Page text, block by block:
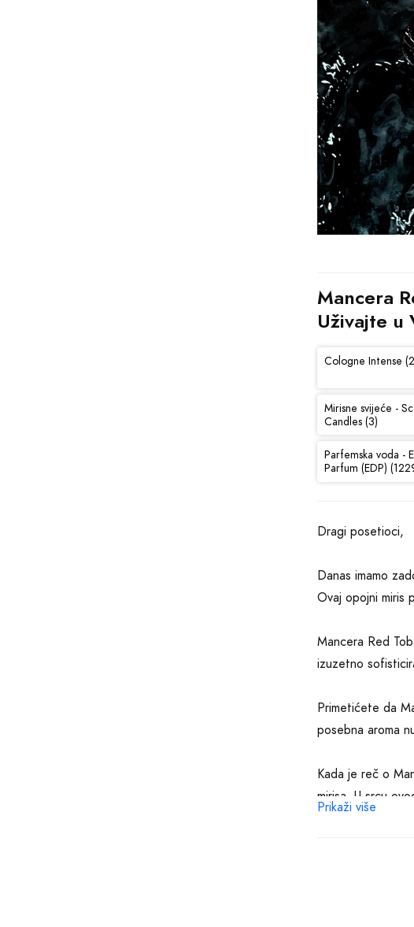
Mancera
Uživajte u
Cologne Intense
Mirisne svijeće -
Candles (3)
Parfemska voda -
Parfum (EDP)
Dragi posetioci,
Danas imamo
Ovaj opojni miris
Mancera Red
izuzetno
Primetićete da
posebna aroma
Kada je reč o
mirisa. U srcu
ovog mirisa
Prikaži više